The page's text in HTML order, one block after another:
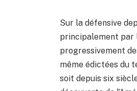
Sur la défensive
principalement par
progressivement
même édictées du
soit depuis six